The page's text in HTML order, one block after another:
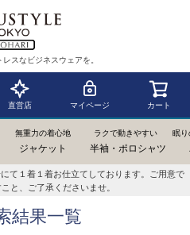
スなビジネスウェアを。
直営店 マイページ カート
無重力の着心地
ジャケット
ラクで動きやすい
半袖・ポロシャツ
眠り
て１着１着お仕立てしております。ご用意で
と、ご了承くださいませ。
結果一覧